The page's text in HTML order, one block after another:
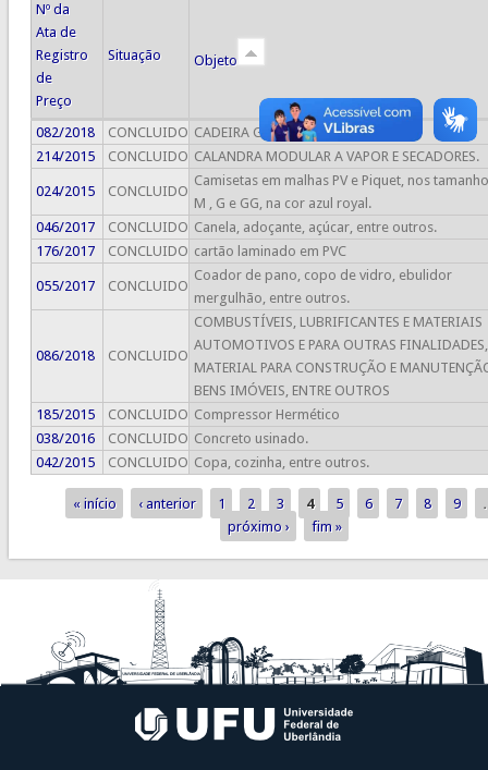
Nº da
Ata de
Registro
de
Preço
Situação Objeto
082/2018 CONCLUIDO CADEIRA GIRATÓRIA
214/2015
CONCLUIDO CALANDRA MODULAR A VAPOR E SECADORES.
024/2015 CONCLUIDO
Camisetas em malhas PV e Piquet, nos
M , G e GG, na cor azul royal.
046/2017
CONCLUIDO Canela, adoçante, açúcar, entre outros.
176/2017
CONCLUIDO cartão laminado em PVC
055/2017 CONCLUIDO
Coador de pano, copo de vidro, ebulidor
mergulhão, entre outros.
086/2018 CONCLUIDO
COMBUSTÍVEIS, LUBRIFICANTES E MATERIAIS
AUTOMOTIVOS E PARA OUTRAS
MATERIAL PARA CONSTRUÇÃO E
BENS IMÓVEIS, ENTRE OUTROS
185/2015
CONCLUIDO Compressor Hermético
038/2016
CONCLUIDO Concreto usinado.
042/2015
CONCLUIDO Copa, cozinha, entre outros.
Páginas
« início ‹ anterior 1 2 3 4 5 6 7 8 9
próximo ›
fim »